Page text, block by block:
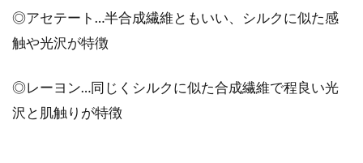
ベストなバランスって？
場合には...
◎アセテート…半合成繊維ともいい、シルクに似た感
触や光沢が特徴
◎レーヨン…同じくシルクに似た合成繊維で程良い光
沢と肌触りが特徴